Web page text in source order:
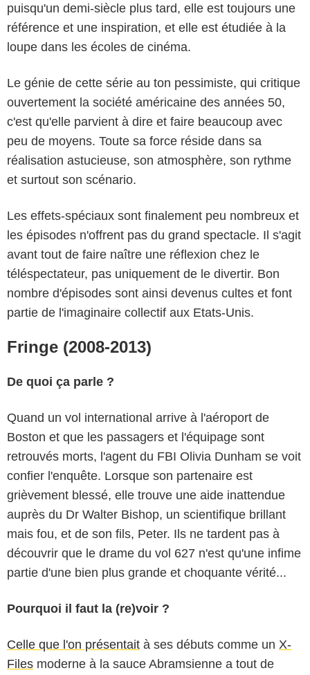
puisqu'un demi-siècle plus tard, elle est toujours une
référence et une inspiration, et elle est étudiée à la
loupe dans les écoles de cinéma.
Le génie de cette série au ton pessimiste, qui critique
ouvertement la société américaine des années 50,
c'est qu'elle parvient à dire et faire beaucoup avec
peu de moyens. Toute sa force réside dans sa
réalisation astucieuse, son atmosphère, son rythme
et surtout son scénario.
Les effets-spéciaux sont finalement peu nombreux et
les épisodes n'offrent pas du grand spectacle. Il s'agit
avant tout de faire naître une réflexion chez le
téléspectateur, pas uniquement de le divertir. Bon
nombre d'épisodes sont ainsi devenus cultes et font
partie de l'imaginaire collectif aux Etats-Unis.
Fringe (2008-2013)
De quoi ça parle ?
Quand un vol international arrive à l'aéroport de
Boston et que les passagers et l'équipage sont
retrouvés morts, l'agent du FBI Olivia Dunham se voit
confier l'enquête. Lorsque son partenaire est
grièvement blessé, elle trouve une aide inattendue
auprès du Dr Walter Bishop, un scientifique brillant
mais fou, et de son fils, Peter. Ils ne tardent pas à
découvrir que le drame du vol 627 n'est qu'une infime
partie d'une bien plus grande et choquante vérité...
Pourquoi il faut la (re)voir ?
Celle que l'on présentait à ses débuts comme un X-
Files moderne à la sauce Abramsienne a tout de